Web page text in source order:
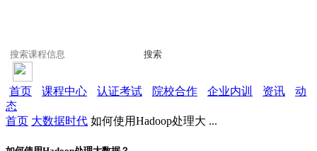
搜索
首页 课程中心 认证考试 院校合作 企业内训 资讯
动
态
首页 大数据时代 如何使用Hadoop处理大 ...